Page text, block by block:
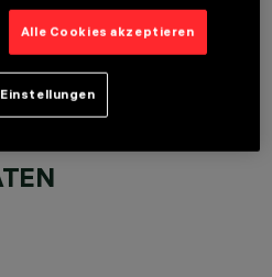
Alle Cookies akzeptieren